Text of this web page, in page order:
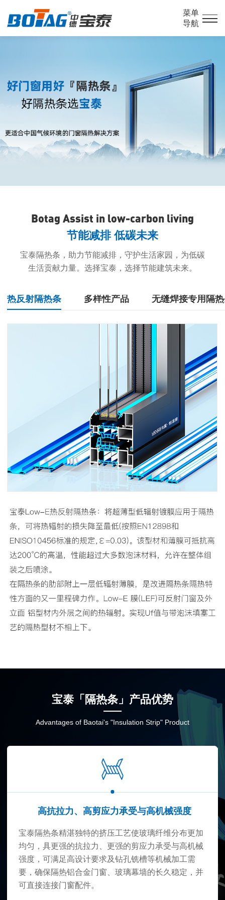
菜单
导航
Botag Assist in low-carbon living
节能减排 低碳未来
宝泰隔热条，助力节能减排，守护生活家园，为低碳
生活贡献力量。选择宝泰，选择节能建筑未来。
热反射隔热条 多样性产品 无缝焊接专用隔
宝泰「隔热条」产品优势
Advantages of Baotai's "Insulation Strip" Product
高抗拉力、高剪应力承受与高机械强度
宝泰隔热条精湛独特的挤压工艺使玻璃纤维分布更加
均匀，具更强的抗拉力、更强的剪应力承受与高机械
强度，可满足高设计要求及钻孔铣槽等机械加工需
要，确保隔热铝合金门窗、玻璃幕墙的长久稳定，并
可直接连接门窗配件。